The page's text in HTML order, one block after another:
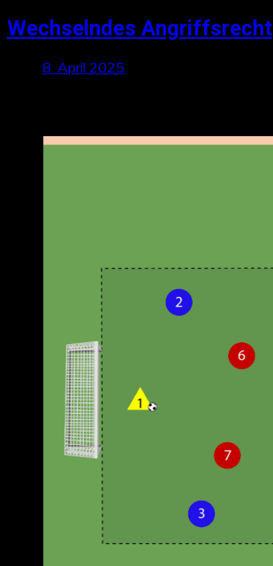
Wechselndes Angriffsrecht
8. April 2025